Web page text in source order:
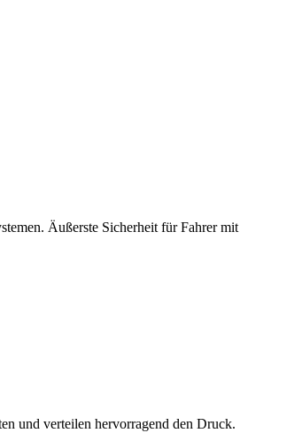
Äußerste Sicherheit für Fahrer mit
und verteilen hervorragend den Druck.